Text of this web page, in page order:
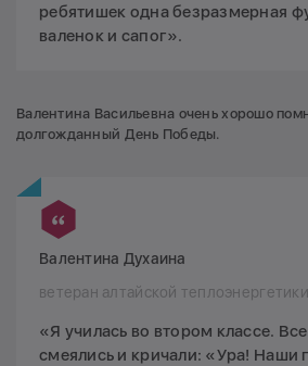
ребятишек одна безразмерная
валенок и сапог».
Валентина Васильевна очень хорошо
долгожданный День Победы.
Валентина Духаина
ветеран алтайской теплоэнергетики
«Я училась во втором классе.
смеялись и кричали: «Ура! Наши